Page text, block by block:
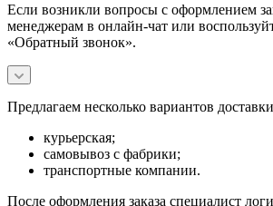
Если возникли вопросы с оформлением
менеджерам в онлайн-чат или
«Обратный звонок».
Предлагаем несколько вариантов
курьерская;
самовывоз с фабрики;
транспортные компании.
После оформления заказа специалист